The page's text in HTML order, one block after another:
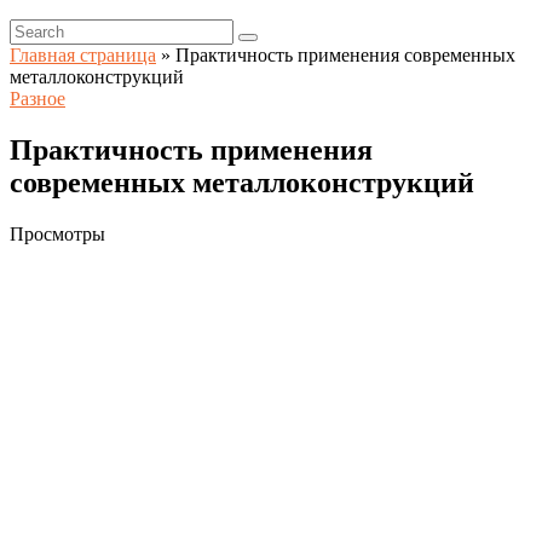
Главная страница » Практичность применения современных
металлоконструкций
Разное
Практичность применения
современных металлоконструкций
Просмотры